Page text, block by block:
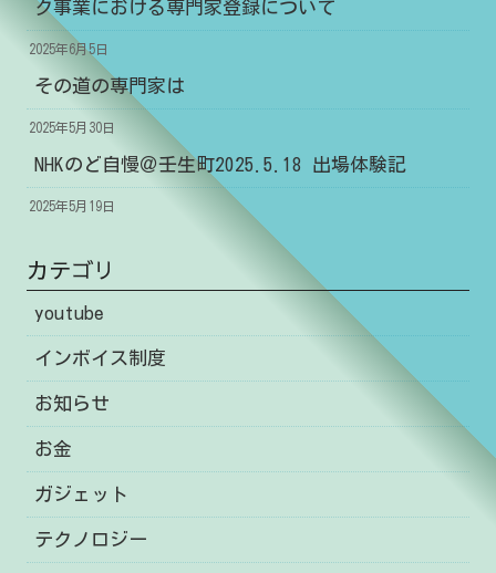
ク事業における専門家登録について
2025年6月5日
その道の専門家は
2025年5月30日
NHKのど自慢＠壬生町2025.5.18 出場体験記
2025年5月19日
カテゴリ
youtube
インボイス制度
お知らせ
お金
ガジェット
テクノロジー